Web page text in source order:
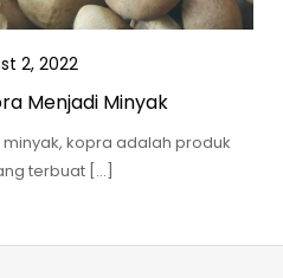
2, 2022
Menjadi Minyak
kopra adalah produk
terbuat […]